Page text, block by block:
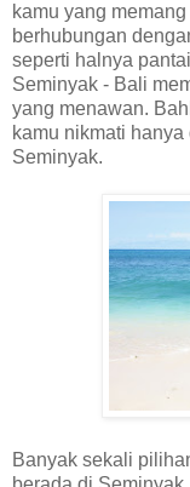
kamu yang
berhubungan
seperti halnya
Seminyak - Bali
yang menawan.
kamu nikmati
Seminyak.
Banyak sekali